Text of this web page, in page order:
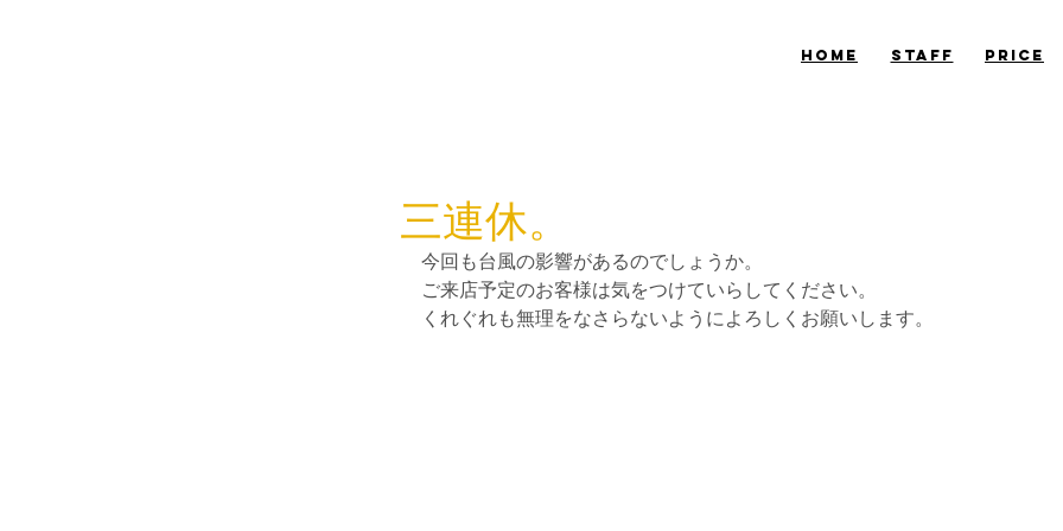
​HOME ​STAFF ​PRICE
三連休。
今回も台風の影響があるのでしょうか。
ご来店予定のお客様は気をつけていらしてください。
くれぐれも無理をなさらないようによろしくお願いします。